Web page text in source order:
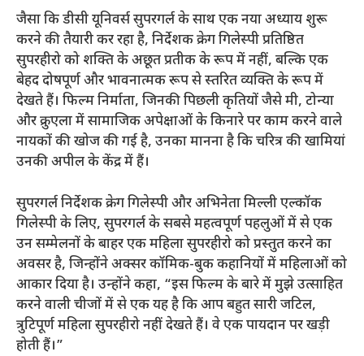
जैसा कि डीसी यूनिवर्स सुपरगर्ल के साथ एक नया अध्याय शुरू
करने की तैयारी कर रहा है, निर्देशक क्रेग गिलेस्पी प्रतिष्ठित
सुपरहीरो को शक्ति के अछूत प्रतीक के रूप में नहीं, बल्कि एक
बेहद दोषपूर्ण और भावनात्मक रूप से स्तरित व्यक्ति के रूप में
देखते हैं। फिल्म निर्माता, जिनकी पिछली कृतियों जैसे मी, टोन्या
और क्रुएला में सामाजिक अपेक्षाओं के किनारे पर काम करने वाले
नायकों की खोज की गई है, उनका मानना ​​है कि चरित्र की खामियां
उनकी अपील के केंद्र में हैं।
सुपरगर्ल निर्देशक क्रेग गिलेस्पी और अभिनेता मिल्ली एल्कॉक
गिलेस्पी के लिए, सुपरगर्ल के सबसे महत्वपूर्ण पहलुओं में से एक
उन सम्मेलनों के बाहर एक महिला सुपरहीरो को प्रस्तुत करने का
अवसर है, जिन्होंने अक्सर कॉमिक-बुक कहानियों में महिलाओं को
आकार दिया है। उन्होंने कहा, “इस फिल्म के बारे में मुझे उत्साहित
करने वाली चीजों में से एक यह है कि आप बहुत सारी जटिल,
त्रुटिपूर्ण महिला सुपरहीरो नहीं देखते हैं। वे एक पायदान पर खड़ी
होती हैं।”